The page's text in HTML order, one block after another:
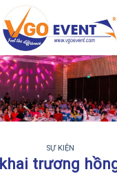
SỰ KIỆN
trương